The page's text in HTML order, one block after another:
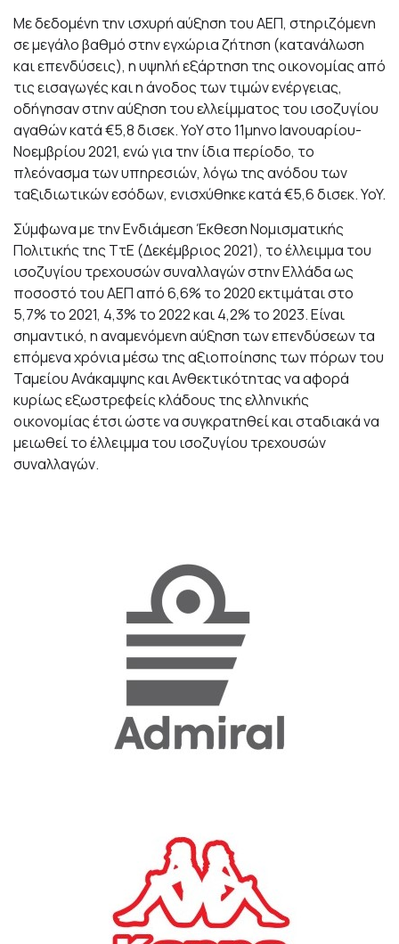
Με δεδομένη την ισχυρή αύξηση του ΑΕΠ, στηριζόμενη
σε μεγάλο βαθμό στην εγχώρια ζήτηση (κατανάλωση
και επενδύσεις), η υψηλή εξάρτηση της οικονομίας από
τις εισαγωγές και η άνοδος των τιμών ενέργειας,
οδήγησαν στην αύξηση του ελλείμματος του ισοζυγίου
αγαθών κατά €5,8 δισεκ. YoY στο 11μηνο Ιανουαρίου-
Νοεμβρίου 2021, ενώ για την ίδια περίοδο, το
πλεόνασμα των υπηρεσιών, λόγω της ανόδου των
ταξιδιωτικών εσόδων, ενισχύθηκε κατά €5,6 δισεκ. YoY.
Σύμφωνα με την Ενδιάμεση Έκθεση Νομισματικής
Πολιτικής της ΤτΕ (Δεκέμβριος 2021), το έλλειμμα του
ισοζυγίου τρεχουσών συναλλαγών στην Ελλάδα ως
ποσοστό του ΑΕΠ από 6,6% το 2020 εκτιμάται στο
5,7% το 2021, 4,3% το 2022 και 4,2% το 2023. Είναι
σημαντικό, η αναμενόμενη αύξηση των επενδύσεων τα
επόμενα χρόνια μέσω της αξιοποίησης των πόρων του
Ταμείου Ανάκαμψης και Ανθεκτικότητας να αφορά
κυρίως εξωστρεφείς κλάδους της ελληνικής
οικονομίας έτσι ώστε να συγκρατηθεί και σταδιακά να
μειωθεί το έλλειμμα του ισοζυγίου τρεχουσών
συναλλαγών.